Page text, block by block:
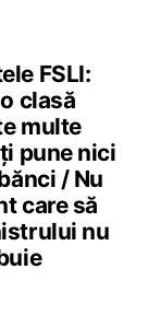
FSLI:
clasă
multe
pune nici
/ Nu
care să
nu